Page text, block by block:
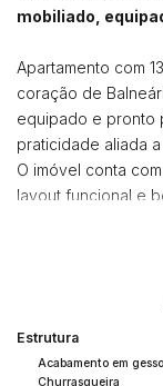
mobiliado,
Apartamento com
coração de
equipado e pronto
praticidade aliada
O imóvel conta
layout funcional e
e jantar, com
ainda mais os
porcelanato,
instalado,
Estrutura
Acabamento em gesso
Churrasqueira